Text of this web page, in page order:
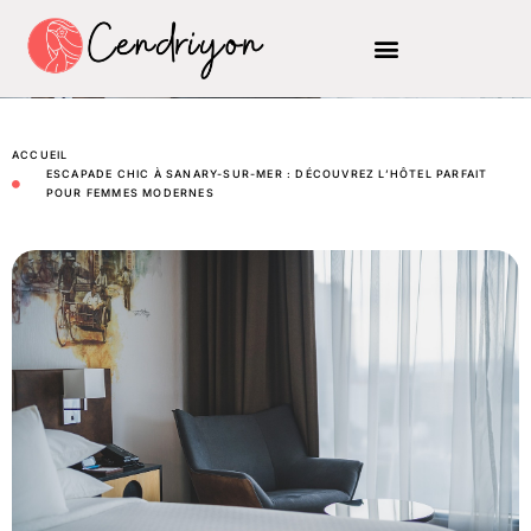
ACCUEIL
ESCAPADE CHIC À SANARY-SUR-MER : DÉCOUVREZ L’HÔTEL PARFAIT
POUR FEMMES MODERNES